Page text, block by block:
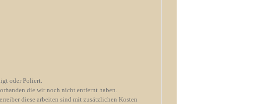
oder Poliert.
die wir noch nicht entfernt haben.
diese arbeiten sind mit zusätzlichen Kosten